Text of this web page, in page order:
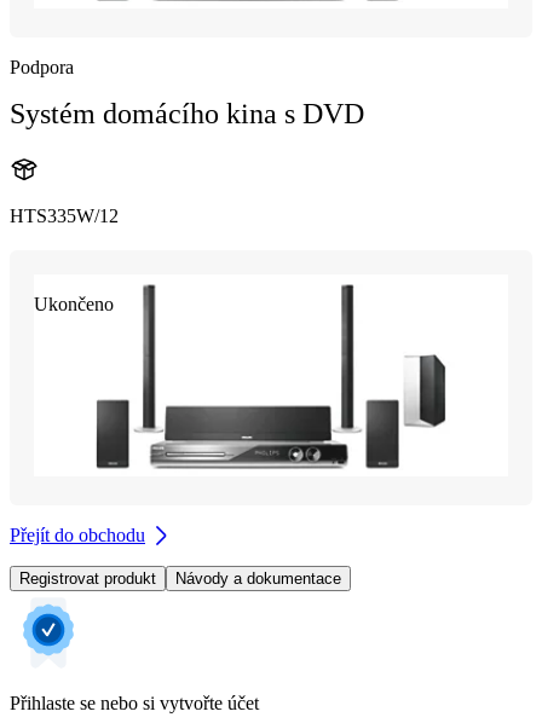
Podpora
Systém domácího kina s DVD
HTS335W/12
Ukončeno
Přejít do obchodu
Registrovat produkt Návody a dokumentace
Přihlaste se nebo si vytvořte účet